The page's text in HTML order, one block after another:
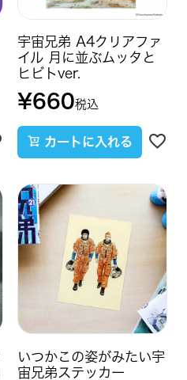
宇宙兄弟 A4クリアファ
イル 月に並ぶムッタと
ヒビトver.
¥660税込
カートに入れる
いつかこの姿がみたい宇
宙兄弟ステッカー